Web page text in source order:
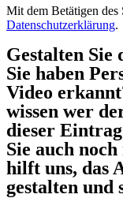
Mit dem Betätigen des
Datenschutzerklärung.
Gestalten Sie
Sie haben
Video
wissen wer
dieser
Sie auch
hilft uns, das
gestalten und